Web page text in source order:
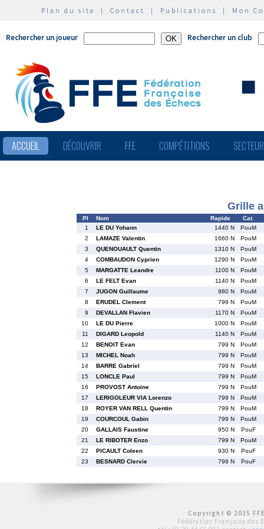
Plan du site | Contact | Publications | Mon
Rechercher un joueur Rechercher un club
ACCUEIL DÉCOUVRIR FFE COMPÉTITIONS
Grille
Pl Nom Rapide
Cat.
1
LE DU Yohann 1440 N
PouM
2
LAMAZE Valentin 1660 N
PouM
3
QUENOUAULT Quentin 1310 N
PouM
4
COMBAUDON Cyprien 1290 N
PouM
5
MARGATTE Leandre 1100 N
PouM
6
LE FELT Evan 1140 N
PouM
7
JUGON Guillaume 980 N
PouM
8
ERUDEL Clement 799 N
PouM
9
DEVALLAN Flavien 1170 N
PouM
10
LE DU Pierre 1000 N
PouM
11
DIGARD Leopold 1140 N
PouM
12
BENOIT Evan 799 N
PouM
13
MICHEL Noah 799 N
PouM
14
BARRE Gabriel 799 N
PouM
15
LONCLE Paul 799 N
PouM
16
PROVOST Antoine 799 N
PouM
17
LERIGOLEUR VIA Lorenzo 799 N
PouM
18
ROYER VAN RELL Quentin 799 N
PouM
19
COURCOUL Gabin 799 N
PouM
20
GALLAIS Faustine 950 N
PouF
21
LE RIBOTER Enzo 799 N
PouM
22
PICAULT Coleen 930 N
PouF
23
BESNARD Clervie 799 N PouF
Copyright © 2015
Fédération Française des